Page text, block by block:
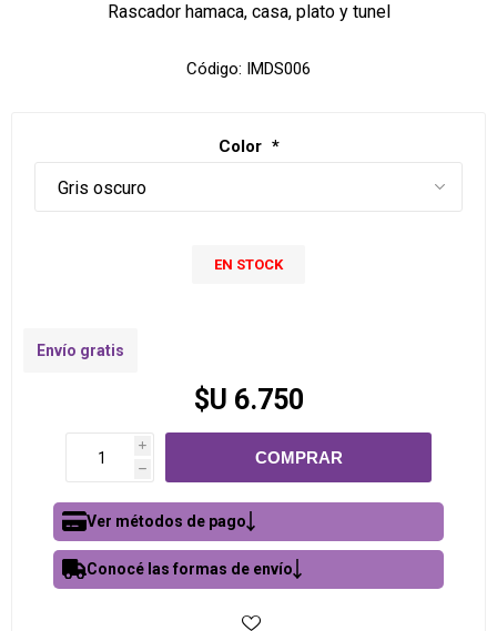
Rascador hamaca, casa, plato y tunel
Código: IMDS006
Color *
EN STOCK
Envío gratis
$U 6.750
i
h
Ver métodos de pago
Conocé las formas de envío